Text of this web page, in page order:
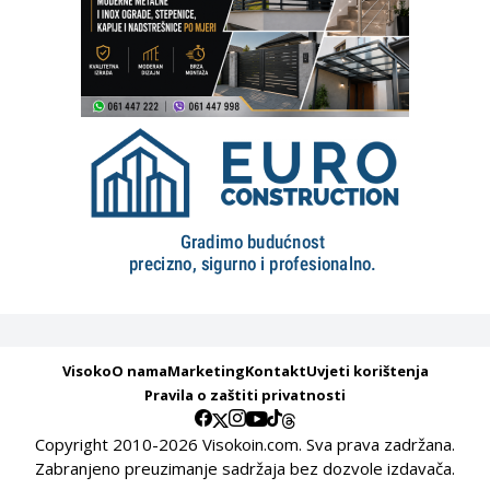
VisokoO namaMarketingKontaktUvjeti korištenja
Pravila o zaštiti privatnosti
Copyright 2010-2026 Visokoin.com. Sva prava zadržana.
Zabranjeno preuzimanje sadržaja bez dozvole izdavača.